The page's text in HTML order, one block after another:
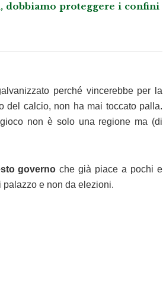
dobbiamo proteggere i confini
perché vincerebbe per la
del calcio, non ha mai toccato palla.
non è solo una regione ma (di
governoche già piace a pochi e
e non da elezioni.